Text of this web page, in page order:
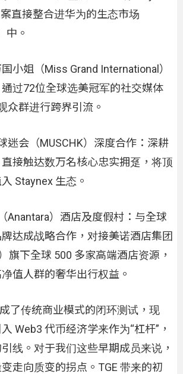
直接整合进华为的生态市场
中。
小姐（Miss Grand International）
过72位全球选美冠军的社交媒体
众群进行跨界引流。
迷会（MUSCHK）深度合作：深耕
接触达数万名核心忠实拥趸，将顶
Staynex 生态。
Anantara）酒店及度假村：与全球
达成战略合作，对接美诺酒店集团
旗下全球 500 多家高端酒店资源，
值人群的奢华出行权益。
了传统商业模式的闭环测试，现
Web3 代币经济学来作为“杠杆”，
线。对于我们这些早期成员来说，
走向质变的拐点。TGE 带来的初